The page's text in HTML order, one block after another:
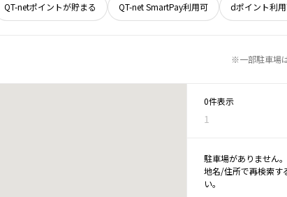
QT-netポイントが貯まる QT-net SmartPay利用可 dポイント利
※一部駐車場
0件表示
1
駐車場がありません。
地名/住所で再検索す
い。